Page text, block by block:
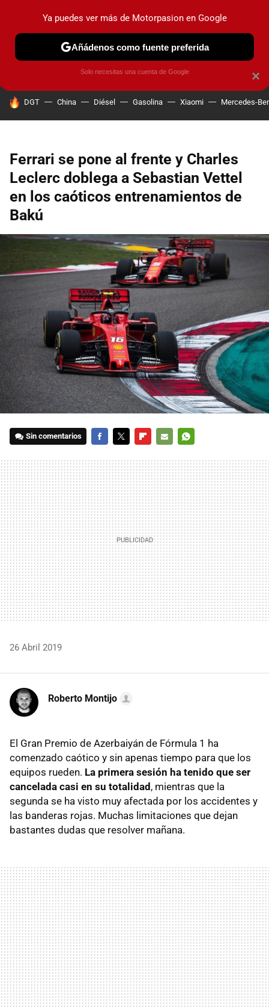
PRUEBAS COCHES ELÉCTRICOS OBSERVATORIO
HOY SE HABLA DE
DGT China Diésel Gasolina Xiaomi Mercedes-
Ferrari se pone al frente y Charles
Leclerc doblega a Sebastian Vettel
en los caóticos entrenamientos de
Bakú
Sin comentarios
MAIL
26 Abril 2019
Roberto Montijo
El Gran Premio de Azerbaiyán de Fórmula 1 ha
comenzado caótico y sin apenas tiempo para que los
equipos rueden. La primera sesión ha tenido que ser
cancelada casi en su totalidad, mientras que la
segunda se ha visto muy afectada por los accidentes y
las banderas rojas. Muchas limitaciones que dejan
bastantes dudas que resolver mañana.
×
Ya puedes ver más de Motorpasion en Google
Añádenos como fuente preferida
Solo necesitas una cuenta de Google